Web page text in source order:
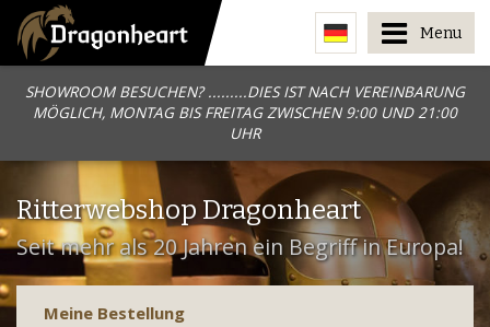
SHOWROOM BESUCHEN? .........DIES IST NACH VEREINBARUNG
MÖGLICH, MONTAG BIS FREITAG ZWISCHEN 9:00 UND 21:00
UHR
Menu
Ritterwebshop Dragonheart
Seit mehr als 20 Jahren ein Begriff in Europa!
Meine Bestellung